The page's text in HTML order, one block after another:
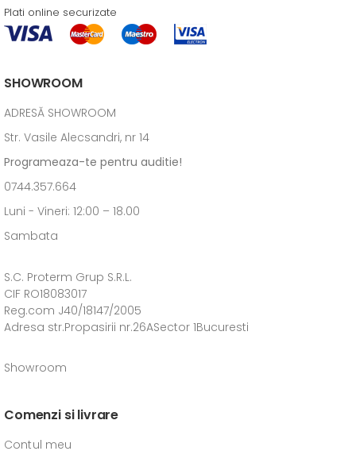
Plati online securizate
SHOWROOM
ADRESĂ SHOWROOM
Str. Vasile Alecsandri, nr 14
Programeaza-te pentru auditie!
0744.357.664
Luni - Vineri: 12:00 – 18.00
Sambata
S.C. Proterm Grup S.R.L.
CIF RO18083017
Reg.com J40/18147/2005
Adresa str.Propasirii nr.26ASector 1Bucuresti
Showroom
Comenzi si livrare
Contul meu